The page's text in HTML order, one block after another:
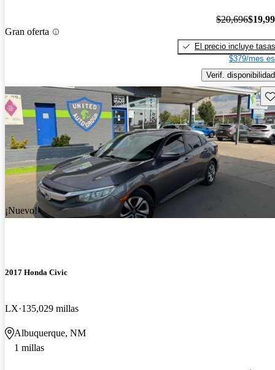
Gran oferta
$20,696
El precio incluye tasas
$379/mes
Verif. disponibilidad
¡Nuevo!
2017 Honda Civic
LX 135,029 millas
Albuquerque, NM
1 millas